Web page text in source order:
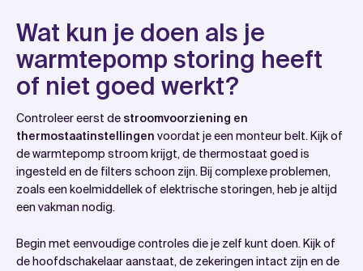
Wat kun je doen als je
warmtepomp storing heeft
of niet goed werkt?
Controleer eerst de stroomvoorziening en
thermostaatinstellingen voordat je een monteur belt. Kijk of
de warmtepomp stroom krijgt, de thermostaat goed is
ingesteld en de filters schoon zijn. Bij complexe problemen,
zoals een koelmiddellek of elektrische storingen, heb je altijd
een vakman nodig.
Begin met eenvoudige controles die je zelf kunt doen. Kijk of
de hoofdschakelaar aanstaat, de zekeringen intact zijn en de